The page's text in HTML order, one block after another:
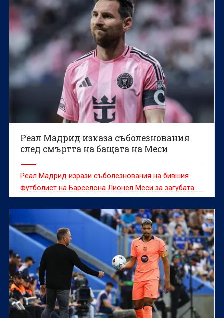
Реал Мадрид изказа съболезнования
след смъртта на бащата на Меси
Реал Мадрид изрази съболезнования на бившия
футболист на Барселона Лионел Меси за загубата
на баща му